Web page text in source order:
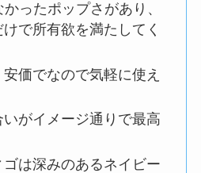
ったポップさがあり、
で所有欲を満たしてく
価でなので気軽に使え
がイメージ通りで最高
は深みのあるネイビー